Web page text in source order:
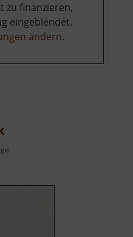
zu finanzieren,
eingeblendet.
ändern.